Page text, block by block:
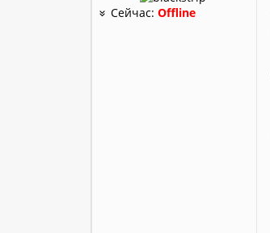
Сейчас:Offline